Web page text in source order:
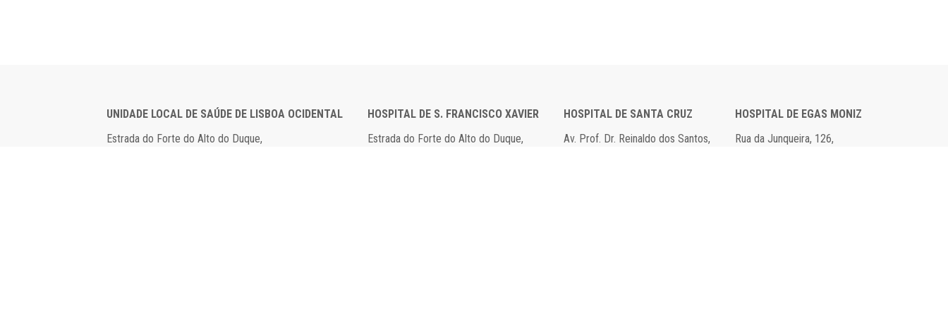
UNIDADE LOCAL DE SAÚDE DE LISBOA OCIDENTAL
Estrada do Forte do Alto do Duque,
HOSPITAL DE S. FRANCISCO XAVIER
Estrada do Forte do Alto do Duque,
HOSPITAL DE SANTA CRUZ
Av. Prof. Dr. Reinaldo dos Santos,
HOSPITAL DE EGAS MONIZ
Rua da Junqueira, 126,